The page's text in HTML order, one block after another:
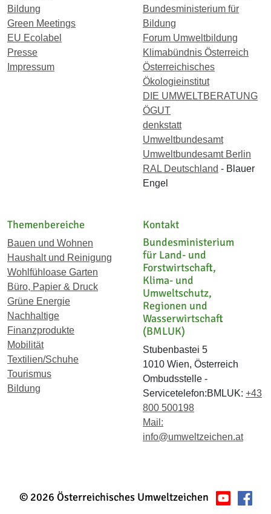
Bildung
Green Meetings
EU Ecolabel
Presse
Impressum
Bundesministerium für
Bildung
Forum Umweltbildung
Klimabündnis Österreich
Österreichisches
Ökologieinstitut
DIE UMWELTBERATUNG
ÖGUT
denkstatt
Umweltbundesamt
Umweltbundesamt Berlin
RAL Deutschland - Blauer
Engel
Themenbereiche
Bauen und Wohnen
Haushalt und Reinigung
Wohlfühloase Garten
Büro, Papier & Druck
Grüne Energie
Nachhaltige
Finanzprodukte
Mobilität
Textilien/Schuhe
Tourismus
Bildung
Kontakt
Bundesministerium
für Land- und
Forstwirtschaft,
Klima- und
Umweltschutz,
Regionen und
Wasserwirtschaft
(BMLUK)
Stubenbastei 5
1010 Wien, Österreich
Ombudsstelle -
Servicetelefon:BMLUK: +43
800 500198
Mail:
info@umweltzeichen.at
© 2026 Österreichisches Umweltzeichen